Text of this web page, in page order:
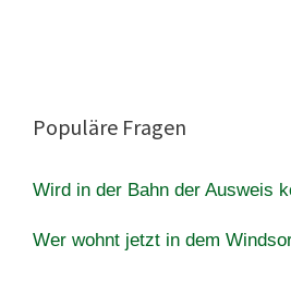
Populäre Fragen
Wird in der Bahn der Ausweis
Wer wohnt jetzt in dem